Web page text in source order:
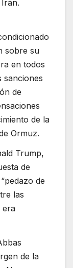
sobre su
en todos
sanciones
de
de la
Ormuz.
Trump,
de
de
las
era
de la